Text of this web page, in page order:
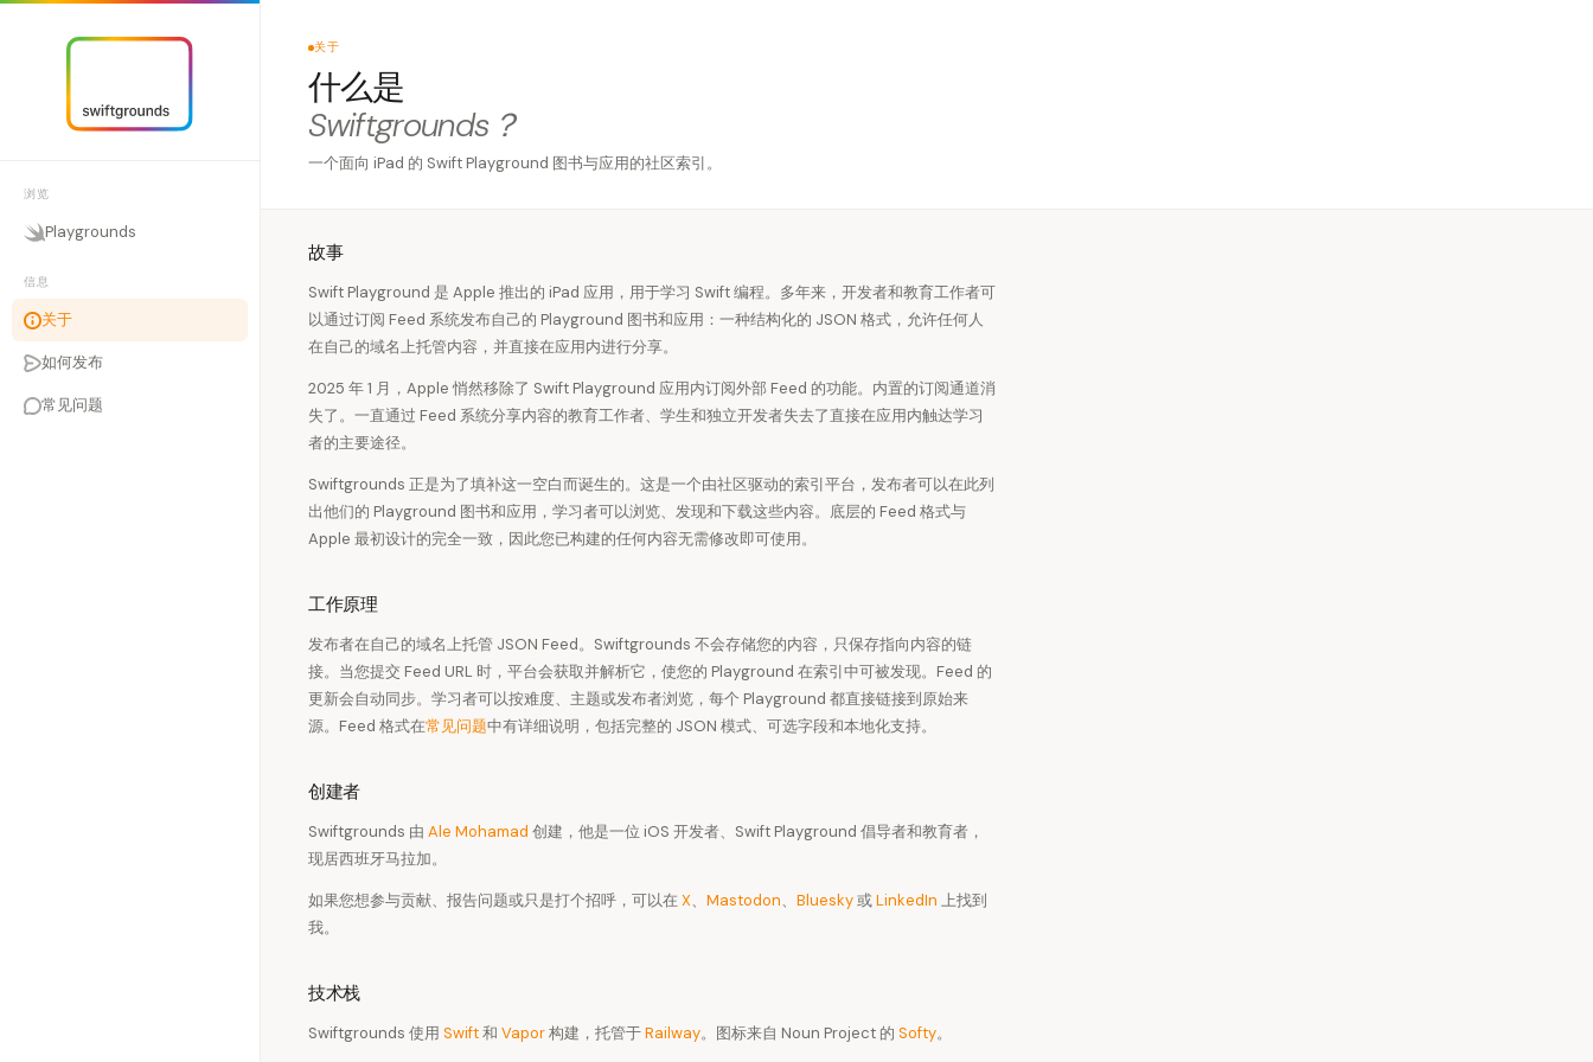
浏览
Playgrounds
信息
关于
如何发布
常见问题
关于
什么是
Swiftgrounds？
一个面向 iPad 的 Swift Playground 图书与应用的社区索引。
故事
Swift Playground 是 Apple 推出的 iPad 应用，用于学习 Swift 编程。多年来，开发者和教育工作者可
以通过订阅 Feed 系统发布自己的 Playground 图书和应用：一种结构化的 JSON 格式，允许任何人
在自己的域名上托管内容，并直接在应用内进行分享。
2025 年 1 月，Apple 悄然移除了 Swift Playground 应用内订阅外部 Feed 的功能。内置的订阅通道消
失了。一直通过 Feed 系统分享内容的教育工作者、学生和独立开发者失去了直接在应用内触达学习
者的主要途径。
Swiftgrounds 正是为了填补这一空白而诞生的。这是一个由社区驱动的索引平台，发布者可以在此列
出他们的 Playground 图书和应用，学习者可以浏览、发现和下载这些内容。底层的 Feed 格式与
Apple 最初设计的完全一致，因此您已构建的任何内容无需修改即可使用。
工作原理
发布者在自己的域名上托管 JSON Feed。Swiftgrounds 不会存储您的内容，只保存指向内容的链
接。当您提交 Feed URL 时，平台会获取并解析它，使您的 Playground 在索引中可被发现。Feed 的
更新会自动同步。学习者可以按难度、主题或发布者浏览，每个 Playground 都直接链接到原始来
源。Feed 格式在常见问题中有详细说明，包括完整的 JSON 模式、可选字段和本地化支持。
创建者
Swiftgrounds 由 Ale Mohamad 创建，他是一位 iOS 开发者、Swift Playground 倡导者和教育者，
现居西班牙马拉加。
如果您想参与贡献、报告问题或只是打个招呼，可以在 X、 Mastodon、 Bluesky或LinkedIn 上找到
我。
技术栈
Swiftgrounds 使用 Swift和 Vapor构建，托管于Railway。图标来自 Noun Project 的 Softy。